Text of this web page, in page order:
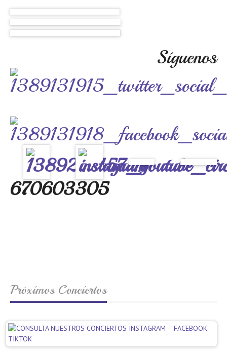
Síguenos
670603305
Próximos Conciertos